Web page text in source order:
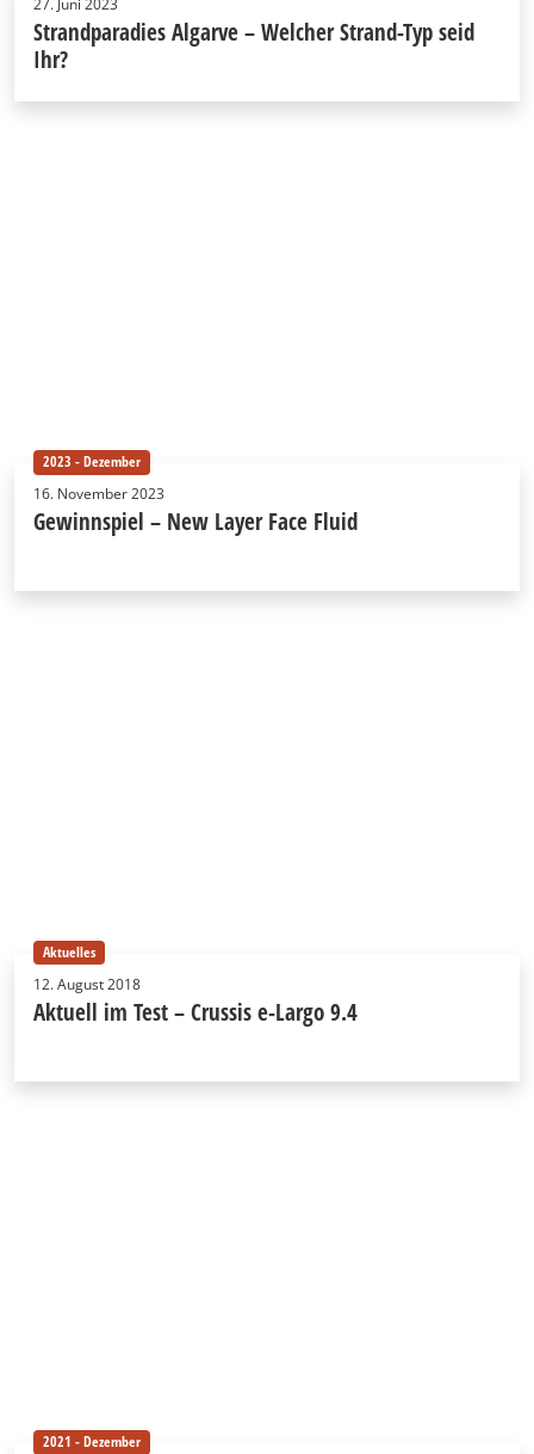
Strandparadies Algarve – Welcher Strand-Typ seid
Ihr?
2023 - Dezember
16. November 2023
Gewinnspiel – New Layer Face Fluid
Aktuelles
12. August 2018
Aktuell im Test – Crussis e-Largo 9.4
2021 - Dezember